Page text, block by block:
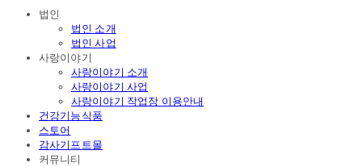
법인
법인 소개
법인 사업
사랑이야기
사랑이야기 소개
사랑이야기 사업
사랑이야기 작업장 이용안내
건강기능식품
스토어
감사기프트몰
커뮤니티